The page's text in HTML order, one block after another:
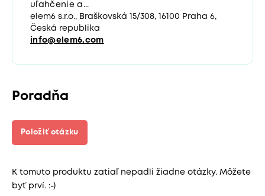
uľahčenie a...
elem6 s.r.o., Braškovská 15/308, 16100 Praha 6,
Česká republika
info@elem6.com
Poradňa
Položiť otázku
K tomuto produktu zatiaľ nepadli žiadne otázky. Môžete
byť prví. :-)